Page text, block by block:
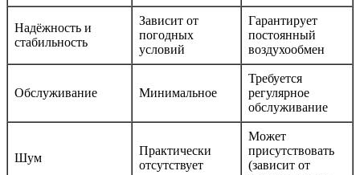
Надёжность и
стабильность
Зависит от
погодных
условий
Гарантирует
постоянный
воздухообмен
Обслуживание Минимальное
Требуется
регулярное
обслуживание
Шум
Практически
отсутствует
Может
присутствовать
(зависит от